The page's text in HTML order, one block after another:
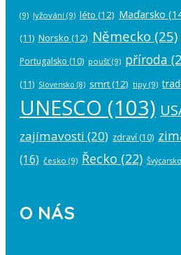
(9) lyžování (9) léto (12) Maďarsko
(11) Norsko (12) Německo (25)
Portugalsko (10) poušť(9) příroda
(11) Slovensko (8) smrt(12) tipy (9)
UNESCO (103)
zajímavosti (20) zdraví (10)
(16) česko (9) Řecko (22) Švýcarsko
O NÁS